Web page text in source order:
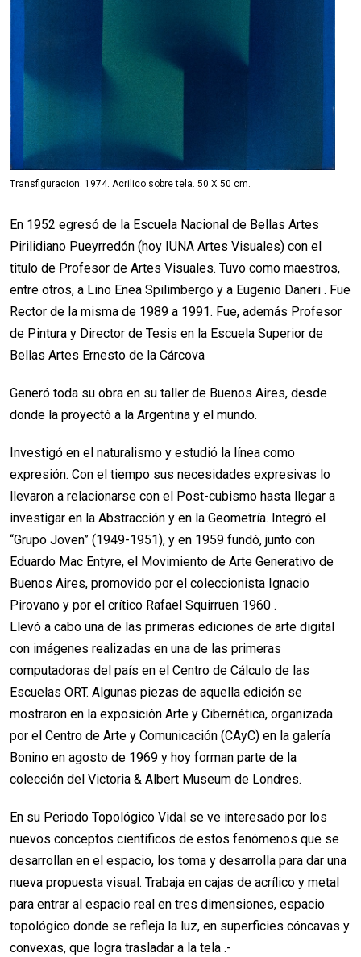
Transfiguracion. 1974. Acrilico sobre tela. 50 X 50 cm.
En 1952 egresó de la Escuela Nacional de Bellas Artes
Pirilidiano Pueyrredón (hoy IUNA Artes Visuales) con el
titulo de Profesor de Artes Visuales. Tuvo como maestros,
entre otros, a Lino Enea Spilimbergo y a Eugenio Daneri . Fue
Rector de la misma de 1989 a 1991. Fue, además Profesor
de Pintura y Director de Tesis en la Escuela Superior de
Bellas Artes Ernesto de la Cárcova
Generó toda su obra en su taller de Buenos Aires, desde
donde la proyectó a la Argentina y el mundo.
Investigó en el naturalismo y estudió la línea como
expresión. Con el tiempo sus necesidades expresivas lo
llevaron a relacionarse con el Post-cubismo hasta llegar a
investigar en la Abstracción y en la Geometría. Integró el
“Grupo Joven” (1949-1951), y en 1959 fundó, junto con
Eduardo Mac Entyre, el Movimiento de Arte Generativo de
Buenos Aires, promovido por el coleccionista Ignacio
Pirovano y por el crítico Rafael Squirruen 1960 .
Llevó a cabo una de las primeras ediciones de arte digital
con imágenes realizadas en una de las primeras
computadoras del país en el Centro de Cálculo de las
Escuelas ORT. Algunas piezas de aquella edición se
mostraron en la exposición Arte y Cibernética, organizada
por el Centro de Arte y Comunicación (CAyC) en la galería
Bonino en agosto de 1969 y hoy forman parte de la
colección del Victoria & Albert Museum de Londres.
En su Periodo Topológico Vidal se ve interesado por los
nuevos conceptos científicos de estos fenómenos que se
desarrollan en el espacio, los toma y desarrolla para dar una
nueva propuesta visual. Trabaja en cajas de acrílico y metal
para entrar al espacio real en tres dimensiones, espacio
topológico donde se refleja la luz, en superficies cóncavas y
convexas, que logra trasladar a la tela .-